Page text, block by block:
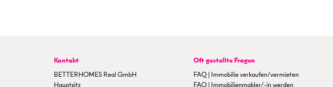
Kontakt
BETTERHOMES Real GmbH
Hauptsitz
Oft gestellte Fragen
FAQ | Immobilie verkaufen/vermieten
FAQ | Immobilienmakler/-in werden